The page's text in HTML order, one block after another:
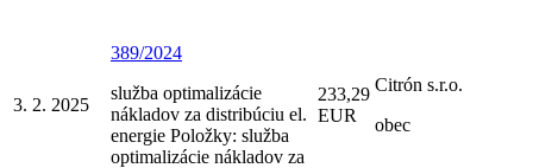
3. 2. 2025
389/2024
služba optimalizácie
nákladov za distribúciu el.
energie Položky: služba
optimalizácie nákladov za
233,29
EUR
Citrón s.r.o.
obec